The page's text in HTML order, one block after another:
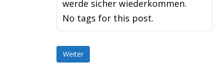
werde sicher wiederkommen.
No tags for this post.
Weiter